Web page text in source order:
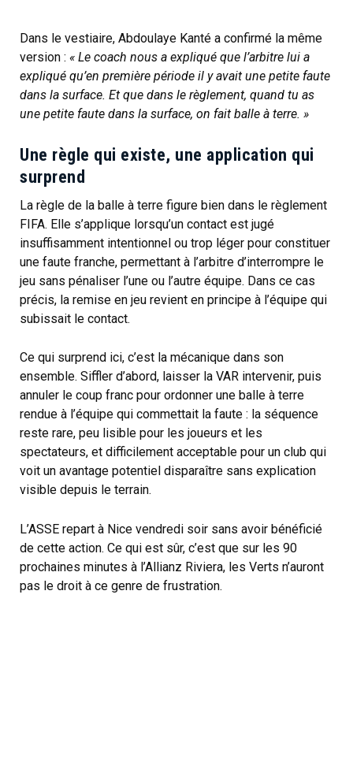
Dans le vestiaire, Abdoulaye Kanté a confirmé la même
version : « Le coach nous a expliqué que l’arbitre lui a
expliqué qu’en première période il y avait une petite faute
dans la surface. Et que dans le règlement, quand tu as
une petite faute dans la surface, on fait balle à terre. »
Une règle qui existe, une application qui
surprend
La règle de la balle à terre figure bien dans le règlement
FIFA. Elle s’applique lorsqu’un contact est jugé
insuffisamment intentionnel ou trop léger pour constituer
une faute franche, permettant à l’arbitre d’interrompre le
jeu sans pénaliser l’une ou l’autre équipe. Dans ce cas
précis, la remise en jeu revient en principe à l’équipe qui
subissait le contact.
Ce qui surprend ici, c’est la mécanique dans son
ensemble. Siffler d’abord, laisser la VAR intervenir, puis
annuler le coup franc pour ordonner une balle à terre
rendue à l’équipe qui commettait la faute : la séquence
reste rare, peu lisible pour les joueurs et les
spectateurs, et difficilement acceptable pour un club qui
voit un avantage potentiel disparaître sans explication
visible depuis le terrain.
L’ASSE repart à Nice vendredi soir sans avoir bénéficié
de cette action. Ce qui est sûr, c’est que sur les 90
prochaines minutes à l’Allianz Riviera, les Verts n’auront
pas le droit à ce genre de frustration.